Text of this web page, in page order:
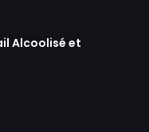
Alcoolisé et